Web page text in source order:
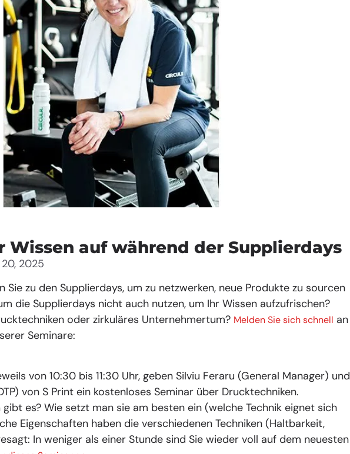
Wissen auf während der Supplierdays
2025
zu den Supplierdays, um zu netzwerken, neue Produkte zu sourcen
die Supplierdays nicht auch nutzen, um Ihr Wissen aufzufrischen?
oder zirkuläres Unternehmertum? Melden Sie sich schnell an
Seminare:
von 10:30 bis 11:30 Uhr, geben Silviu Feraru (General Manager) und
von S Print ein kostenloses Seminar über Drucktechniken.
gibt es? Wie setzt man sie am besten ein (welche Technik eignet sich
Eigenschaften haben die verschiedenen Techniken (Haltbarkeit,
In weniger als einer Stunde sind Sie wieder voll auf dem neuesten